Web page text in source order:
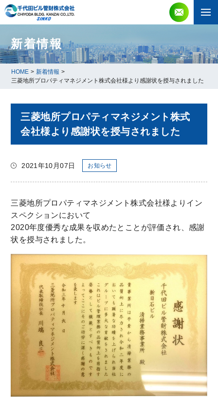
新着情報
HOME > 新着情報 >
三菱地所プロパティマネジメント株式会社様より感謝状を授与されました
三菱地所プロパティマネジメント株式
会社様より感謝状を授与されました
2021年10月07日 お知らせ
三菱地所プロパティマネジメント株式会社様よりイン
スペクションにおいて
2020年度優秀な成果を収めたとことが評価され、感謝
状を授与されました。